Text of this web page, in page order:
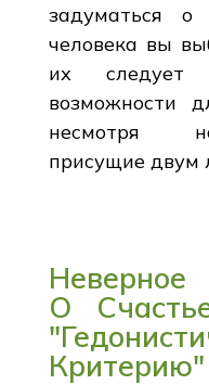
задуматься о
человека вы
их следует
возможности
несмотря
присущие двум
Неверное
О
Критерию"